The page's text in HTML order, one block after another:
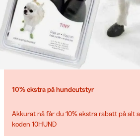
10% ekstra på hundeutstyr
Akkurat nå får du 10% ekstra rabatt på alt
koden 10HUND